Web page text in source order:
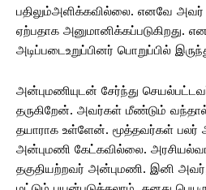
பதிலும்அளிக்கவில்லை. எனவே அவர்
ஏற்பதாக அனுமானிக்கப்படுகிறது.
அடிப்படைஉறுப்பினர் பொறுப்பில்
அன்புமணியுடன் சேர்ந்து
தருகிறேன். அவர்கள் மீண்டும்
தயாராக உள்ளேன். மூத்தவர்கள் பலர்
அன்புமணி கேட்கவில்லை.
தகுதியற்றவர் அன்புமணி. இனி